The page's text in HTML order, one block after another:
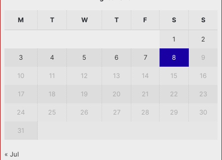
M T W T F S S
1 2
3 4 5 6 7 8 9
10 11 12 13 14 15 16
17 18 19 20 21 22 23
24 25 26 27 28 29 30
31
« Jul